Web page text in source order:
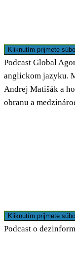
Kliknutím prijmete
Podcast Global
anglickom jazyku.
Andrej Matišák a
obranu a
Kliknutím prijmete
Podcast o